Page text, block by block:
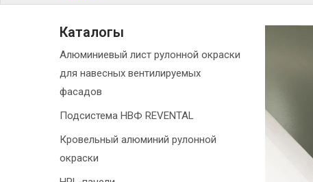
Каталогы
Алюминиевый лист рулонной окраски
для навесных вентилируемых
фасадов
Подсистема НВФ REVENTAL
Кровельный алюминий рулонной
окраски